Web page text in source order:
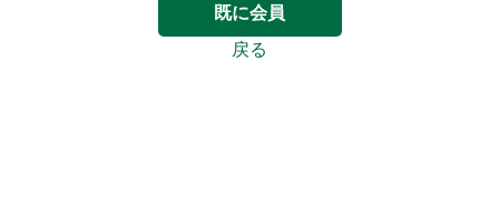
既に会員
戻る